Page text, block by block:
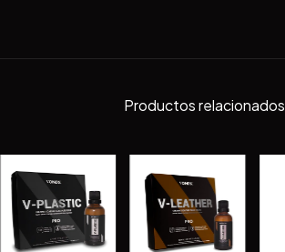
Productos relacionados